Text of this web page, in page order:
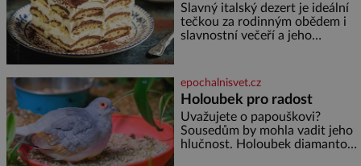
Slavný italský dezert je ideální
tečkou za rodinným obědem i
slavnostní večeří a jeho
osoby: 250 g mascarpone 3
vejce 80 g cukru 200 g
cukrářských piškotů 250 ml
silné kávy 2 lžíce amaretta
kakao na posypání Postup:
Oddělte žloutky od bílků.
epochalnisvet.cz
Holoubek pro radost
Uvažujete o papouškovi?
Sousedům by mohla vadit jeho
hlučnost. Holoubek diamantový